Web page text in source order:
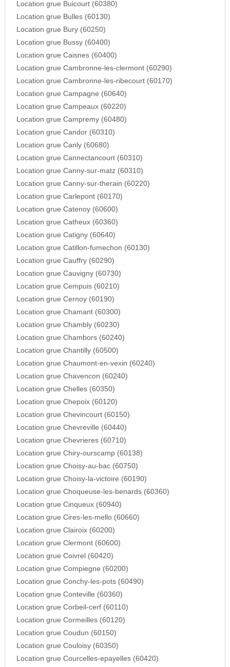
Location grue Buicourt (60380)
Location grue Bulles (60130)
Location grue Bury (60250)
Location grue Bussy (60400)
Location grue Caisnes (60400)
Location grue Cambronne-les-clermont (60290)
Location grue Cambronne-les-ribecourt (60170)
Location grue Campagne (60640)
Location grue Campeaux (60220)
Location grue Campremy (60480)
Location grue Candor (60310)
Location grue Canly (60680)
Location grue Cannectancourt (60310)
Location grue Canny-sur-matz (60310)
Location grue Canny-sur-therain (60220)
Location grue Carlepont (60170)
Location grue Catenoy (60600)
Location grue Catheux (60360)
Location grue Catigny (60640)
Location grue Catillon-fumechon (60130)
Location grue Cauffry (60290)
Location grue Cauvigny (60730)
Location grue Cempuis (60210)
Location grue Cernoy (60190)
Location grue Chamant (60300)
Location grue Chambly (60230)
Location grue Chambors (60240)
Location grue Chantilly (60500)
Location grue Chaumont-en-vexin (60240)
Location grue Chavencon (60240)
Location grue Chelles (60350)
Location grue Chepoix (60120)
Location grue Chevincourt (60150)
Location grue Chevreville (60440)
Location grue Chevrieres (60710)
Location grue Chiry-ourscamp (60138)
Location grue Choisy-au-bac (60750)
Location grue Choisy-la-victoire (60190)
Location grue Choqueuse-les-benards (60360)
Location grue Cinqueux (60940)
Location grue Cires-les-mello (60660)
Location grue Clairoix (60200)
Location grue Clermont (60600)
Location grue Coivrel (60420)
Location grue Compiegne (60200)
Location grue Conchy-les-pots (60490)
Location grue Conteville (60360)
Location grue Corbeil-cerf (60110)
Location grue Cormeilles (60120)
Location grue Coudun (60150)
Location grue Couloisy (60350)
Location grue Courcelles-epayelles (60420)